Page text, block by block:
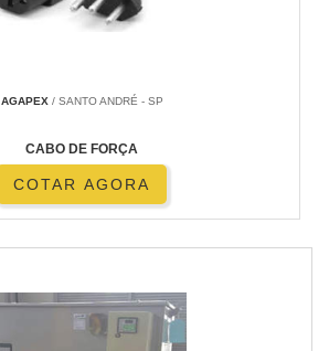
AGAPEX/ SANTO ANDRÉ - SP
CABO DE FORÇA
COTAR AGORA